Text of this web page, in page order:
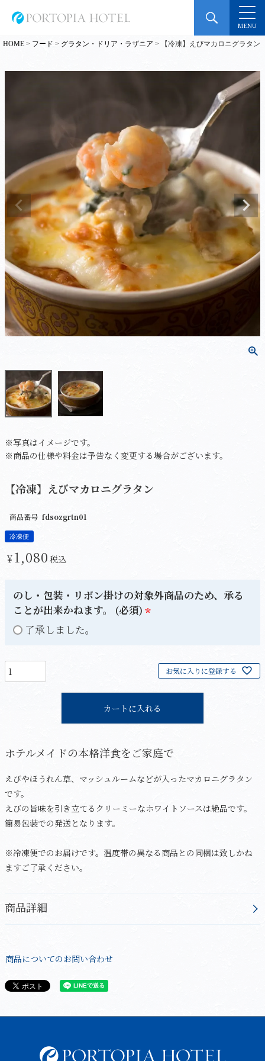
MENU
HOME フード グラタン・ドリア・ラザニア 【冷凍】えびマカロニグラタン
※写真はイメージです。
※商品の仕様や料金は予告なく変更する場合がございます。
【冷凍】えびマカロニグラタン
商品番号 fdsozgrtn01
冷凍便
¥1,080 税込
のし・包装・リボン掛けの対象外商品のため、承る
ことが出来かねます。 (必須)
了承しました。
お気に入りに登録する
カートに入れる
ホテルメイドの本格洋食をご家庭で
えびやほうれん草、マッシュルームなどが入ったマカロニグラタン
です。
えびの旨味を引き立てるクリーミーなホワイトソースは絶品です。
簡易包装での発送となります。
※冷凍便でのお届けです。温度帯の異なる商品との同梱は致しかね
ますご了承ください。
商品詳細
商品についてのお問い合わせ